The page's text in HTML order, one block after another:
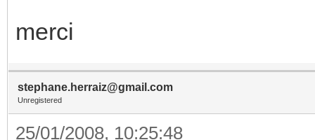
merci
stephane.herraiz@gmail.com
Unregistered
25/01/2008, 10:25:48